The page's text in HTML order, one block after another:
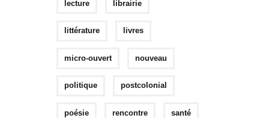
lecture librairie
littérature livres
micro-ouvert nouveau
politique postcolonial
poésie rencontre santé